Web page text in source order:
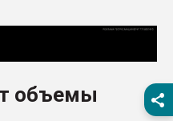
первый план в
28.07.2026
ситуацией на
объемы